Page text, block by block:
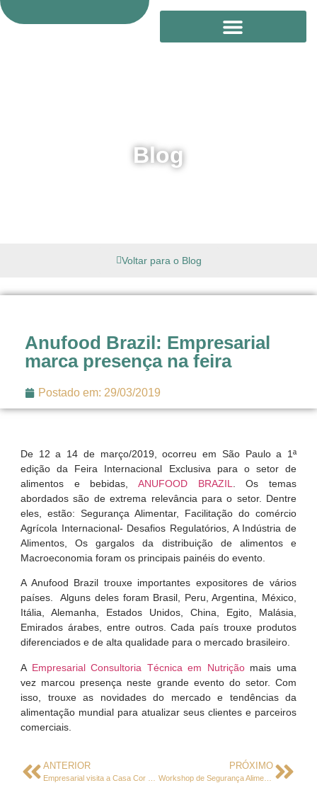
Blog
Voltar para o Blog
Anufood Brazil: Empresarial
marca presença na feira
Postado em: 29/03/2019
De 12 a 14 de março/2019, ocorreu em São Paulo a 1ª
edição da Feira Internacional Exclusiva para o setor de
alimentos e bebidas, ANUFOOD BRAZIL
. Os temas
abordados são de extrema relevância para o setor. Dentre
eles, estão: Segurança Alimentar, Facilitação do comércio
Agrícola Internacional- Desafios Regulatórios, A Indústria de
Alimentos, Os gargalos da distribuição de alimentos e
Macroeconomia foram os principais painéis do evento.
A Anufood Brazil trouxe importantes expositores de vários
países. Alguns deles foram Brasil, Peru, Argentina, México,
Itália, Alemanha, Estados Unidos, China, Egito, Malásia,
Emirados árabes, entre outros. Cada país trouxe produtos
diferenciados e de alta qualidade para o mercado brasileiro.
A Empresarial Consultoria Técnica em Nutriçãomais uma
vez marcou presença neste grande evento do setor. Com
isso, trouxe as novidades do mercado e tendências da
alimentação mundial para atualizar seus clientes e parceiros
comerciais.
ANTERIOR PRÓXIMO
Workshop de Segurança Alimentar e Tendências do Mercado